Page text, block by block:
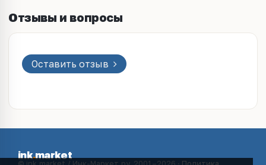
Отзывы и вопросы
Оставить отзыв
ink.market